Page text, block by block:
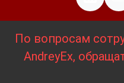
По вопросам
AndreyEx,